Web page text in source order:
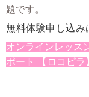
題です。
無料体験申し込み
オンラインレッス
ポート 【ロコピラ